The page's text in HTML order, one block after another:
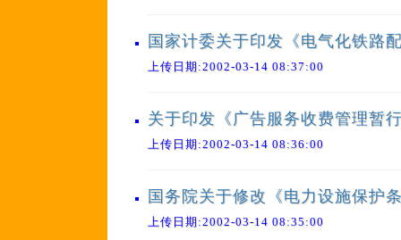
国家计委关于印发《电气化铁路
上传日期:2002-03-14 08:37:00
关于印发《广告服务收费管理暂
上传日期:2002-03-14 08:36:00
国务院关于修改《电力设施保护
上传日期:2002-03-14 08:35:00